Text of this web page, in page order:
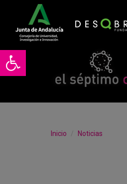
Abrir barra de herramientas
Inicio Noticias